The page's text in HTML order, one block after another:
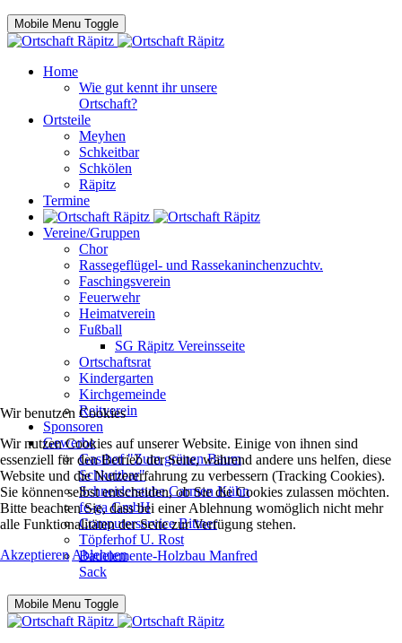
Mobile Menu Toggle
Home
Wie gut kennt ihr unsere
Ortschaft?
Ortsteile
Meyhen
Schkeitbar
Schkölen
Räpitz
Termine
Vereine/Gruppen
Chor
Rassegeflügel- und Rassekaninchenzuchtv.
Faschingsverein
Feuerwehr
Heimatverein
Fußball
SG Räpitz Vereinsseite
Ortschaftsrat
Kindergarten
Kirchgemeinde
Reitverein
Sponsoren
Gewerbe
Gasthof "Zum grünen Baum
Schkeitbar"
Schneiderstube Carmen Kühn
fe-ga GmbH
Computerservice Bittner
Töpferhof U. Rost
Bauelemente-Holzbau Manfred
Sack
Mobile Menu Toggle
Wir benutzen Cookies
Wir nutzen Cookies auf unserer Website. Einige von ihnen sind
essenziell für den Betrieb der Seite, während andere uns helfen, diese
Website und die Nutzererfahrung zu verbessern (Tracking Cookies).
Sie können selbst entscheiden, ob Sie die Cookies zulassen möchten.
Bitte beachten Sie, dass bei einer Ablehnung womöglich nicht mehr
alle Funktionalitäten der Seite zur Verfügung stehen.
Akzeptieren Ablehnen